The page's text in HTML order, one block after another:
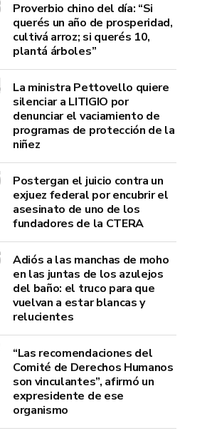
Proverbio chino del día: “Si
querés un año de prosperidad,
cultivá arroz; si querés 10,
plantá árboles”
La ministra Pettovello quiere
silenciar a LITIGIO por
denunciar el vaciamiento de
programas de protección de la
niñez
Postergan el juicio contra un
exjuez federal por encubrir el
asesinato de uno de los
fundadores de la CTERA
Adiós a las manchas de moho
en las juntas de los azulejos
del baño: el truco para que
vuelvan a estar blancas y
relucientes
“Las recomendaciones del
Comité de Derechos Humanos
son vinculantes”, afirmó un
expresidente de ese
organismo